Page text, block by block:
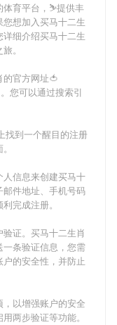
体育平台，⛷提供丰
想加入买马十二生
详细介绍买马十二生
。
的官方网址🍅
您可以通过搜索引
找到一个醒目的注册
信息来创建买马十
件地址、手机号码
完成注册。
证。 买马十二生肖
条验证信息，您需
的安全性，并防止
以增强账户的安全
两步验证等功能。